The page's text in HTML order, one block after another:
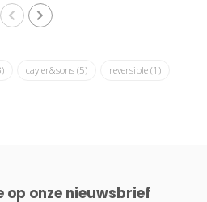
cayler&sons (5) reversible (1)
op onze nieuwsbrief